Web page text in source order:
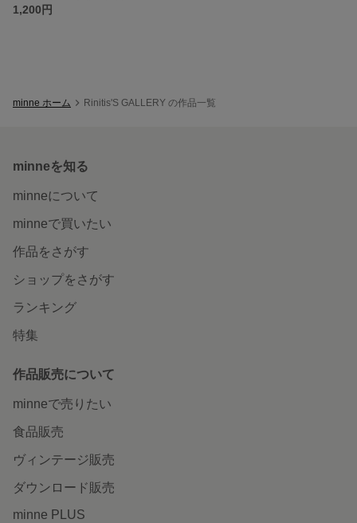
1,200円
minne ホーム Rinitis'S GALLERY の作品一覧
minneを知る
minneについて
minneで買いたい
作品をさがす
ショップをさがす
ランキング
特集
作品販売について
minneで売りたい
食品販売
ヴィンテージ販売
ダウンロード販売
minne PLUS